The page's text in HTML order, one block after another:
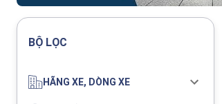
BỘ LỌC
HÃNG XE, DÒNG XE